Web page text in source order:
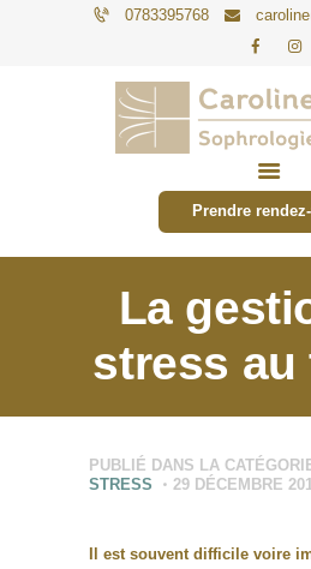
0783395768
Prendre
La
stress au
PARTICULIERS
ENTREPRISES
TARIFS
ACTUALITÉS
CONTACT
PUBLIÉ DANS LA
STRESS
29 DÉCEMBRE
Il est souvent difficile voire